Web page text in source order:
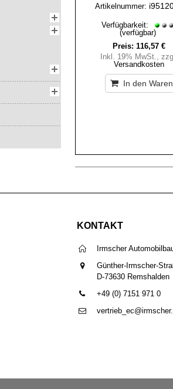
Artikelnummer:
Verfügbarkeit:
(verfügbar)
Preis: 116,57 €
Inkl. 19% MwSt.
,
Versandkosten
In den
KONTAKT
Irmscher
Günther-Irmscher-
D-73630 Remshalden
+49 (0) 7151 971 0